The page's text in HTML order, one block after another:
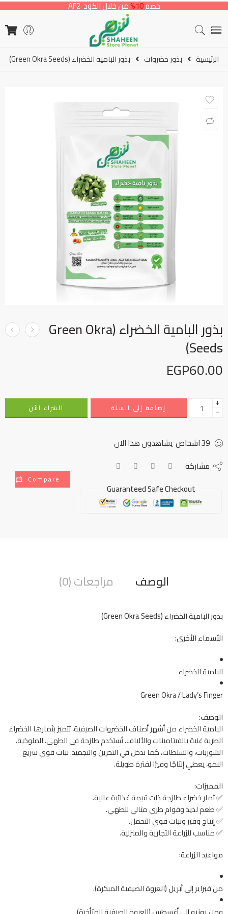
خصم10% من خلال الكود AF2
الرئيسية بذور خضروات بذور البامية الخضراء (Green Okra Seeds)
بذور البامية الخضراء (Green Okra
Seeds)
EGP60.00
+
− إضافة إلى السلة الشراء الأن
39اشخاص يشاهدون هذا الان
Compare
مشاركة
Guaranteed Safe Checkout
الوصف مراجعات (0)
بذور البامية الخضراء (Green Okra Seeds)
الأسماء الأخرى:
البامية الخضراء
Green Okra / Lady’s Finger
الوصف:
البامية الخضراء من أشهر أصناف الخضروات الصيفية، تتميز بثمارها الخضراء
الطرية غنية بالفيتامينات والألياف. تُستخدم طازجة في الطهي، الملوخية،
الشوربات، والسلطات، كما تدخل في التخزين والتجميد. نبات قوي سريع
النمو، يعطي إنتاجًا وفيرًا لفترة طويلة.
المميزات:
✅ ثمار خضراء طازجة ذات قيمة غذائية عالية.
✅ طعم لذيذ وقوام طري مثالي للطهي.
✅ إنتاج وفير ونبات قوي التحمل.
✅ مناسب للزراعة التجارية والمنزلية.
مواعيد الزراعة:
منفبراير إلى أبريل(العروة الصيفية المبكرة).